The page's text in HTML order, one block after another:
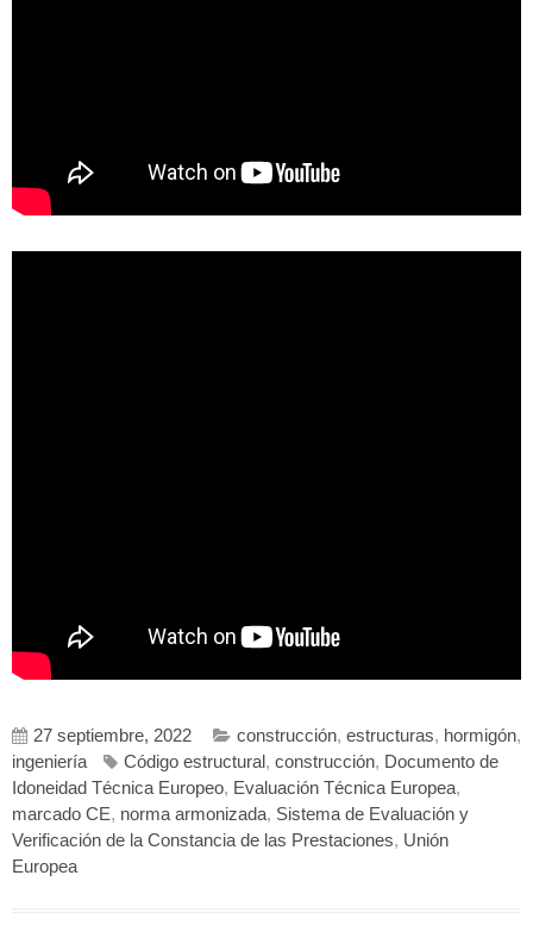
27 septiembre, 2022 construcción, estructuras, hormigón,
ingeniería
Código estructural, construcción, Documento de
Idoneidad Técnica Europeo, Evaluación Técnica Europea,
marcado CE, norma armonizada, Sistema de Evaluación y
Verificación de la Constancia de las Prestaciones, Unión
Europea